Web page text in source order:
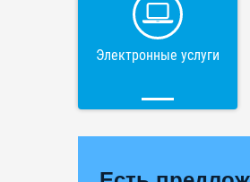
Электронные услуги